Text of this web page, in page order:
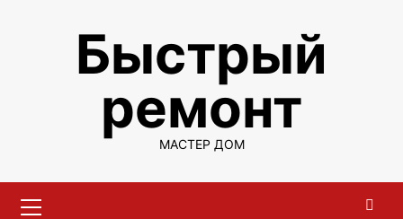
содержимомуБыстрый
ремонт
МАСТЕР ДОМ
меню